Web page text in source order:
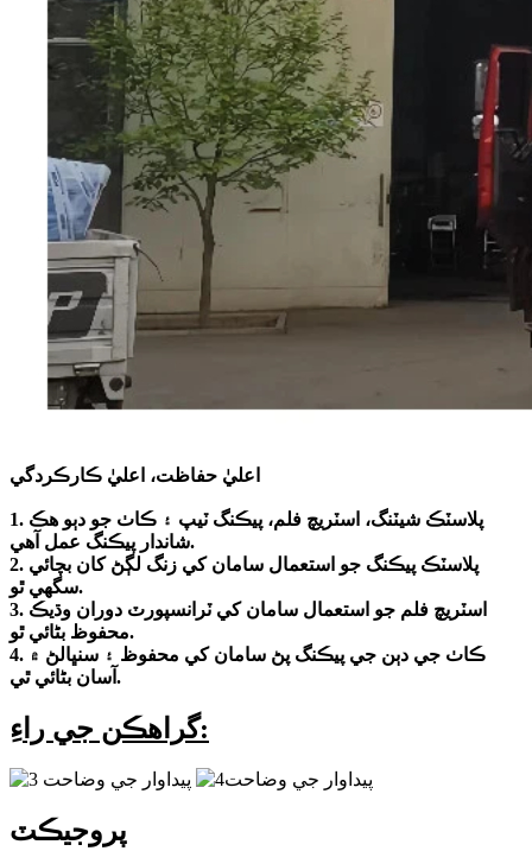
اعليٰ حفاظت، اعليٰ ڪارڪردگي
1. پلاسٽڪ شيٽنگ، اسٽريچ فلم، پيڪنگ ٽيپ ۽ ڪاٺ جو دٻو هڪ
شاندار پيڪنگ عمل آهي.
2. پلاسٽڪ پيڪنگ جو استعمال سامان کي زنگ لڳڻ کان بچائي
سگھي ٿو.
3. اسٽريچ فلم جو استعمال سامان کي ٽرانسپورٽ دوران وڌيڪ
محفوظ بڻائي ٿو.
4. ڪاٺ جي دٻن جي پيڪنگ پڻ سامان کي محفوظ ۽ سنڀالڻ ۾
آسان بڻائي ٿي.
گراهڪن جي راءِ:
پروجيڪٽ